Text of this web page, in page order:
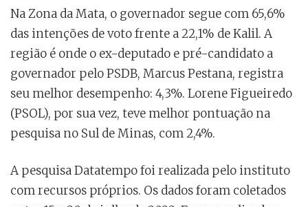
Na Zona da Mata, o governador segue com 65,6%
das intenções de voto frente a 22,1% de Kalil. A
região é onde o ex-deputado e pré-candidato a
governador pelo PSDB, Marcus Pestana, registra
seu melhor desempenho: 4,3%. Lorene Figueiredo
(PSOL), por sua vez, teve melhor pontuação na
pesquisa no Sul de Minas, com 2,4%.
A pesquisa Datatempo foi realizada pelo instituto
com recursos próprios. Os dados foram coletados